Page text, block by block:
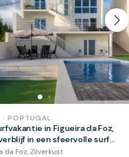
· PORTUGAL
in Figueira da Foz,
in een sfeervolle surf
het strand
da Foz, Zilverkust